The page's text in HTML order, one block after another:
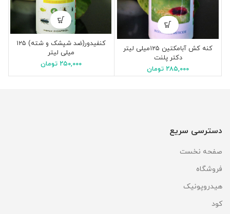
کنه کش آبامکتین ۱۲۵میلی لیتر
دکتر پلنت
۲۸۵,۰۰۰ تومان
کنفیدور(ضد شپشک و شته) ۱۲۵
میلی لیتر
۲۵۰,۰۰۰ تومان
دسترسی سریع
صفحه نخست
فروشگاه
هیدروپونیک
کود